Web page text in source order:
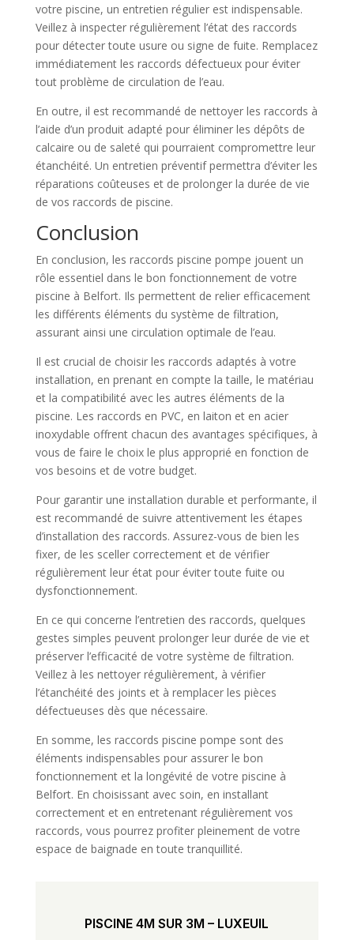
votre piscine, un entretien régulier est indispensable.
Veillez à inspecter régulièrement l’état des raccords
pour détecter toute usure ou signe de fuite. Remplacez
immédiatement les raccords défectueux pour éviter
tout problème de circulation de l’eau.
En outre, il est recommandé de nettoyer les raccords à
l’aide d’un produit adapté pour éliminer les dépôts de
calcaire ou de saleté qui pourraient compromettre leur
étanchéité. Un entretien préventif permettra d’éviter les
réparations coûteuses et de prolonger la durée de vie
de vos raccords de piscine.
Conclusion
En conclusion, les raccords piscine pompe jouent un
rôle essentiel dans le bon fonctionnement de votre
piscine à Belfort. Ils permettent de relier efficacement
les différents éléments du système de filtration,
assurant ainsi une circulation optimale de l’eau.
Il est crucial de choisir les raccords adaptés à votre
installation, en prenant en compte la taille, le matériau
et la compatibilité avec les autres éléments de la
piscine. Les raccords en PVC, en laiton et en acier
inoxydable offrent chacun des avantages spécifiques, à
vous de faire le choix le plus approprié en fonction de
vos besoins et de votre budget.
Pour garantir une installation durable et performante, il
est recommandé de suivre attentivement les étapes
d’installation des raccords. Assurez-vous de bien les
fixer, de les sceller correctement et de vérifier
régulièrement leur état pour éviter toute fuite ou
dysfonctionnement.
En ce qui concerne l’entretien des raccords, quelques
gestes simples peuvent prolonger leur durée de vie et
préserver l’efficacité de votre système de filtration.
Veillez à les nettoyer régulièrement, à vérifier
l’étanchéité des joints et à remplacer les pièces
défectueuses dès que nécessaire.
En somme, les raccords piscine pompe sont des
éléments indispensables pour assurer le bon
fonctionnement et la longévité de votre piscine à
Belfort. En choisissant avec soin, en installant
correctement et en entretenant régulièrement vos
raccords, vous pourrez profiter pleinement de votre
espace de baignade en toute tranquillité.
PISCINE 4M SUR 3M – LUXEUIL